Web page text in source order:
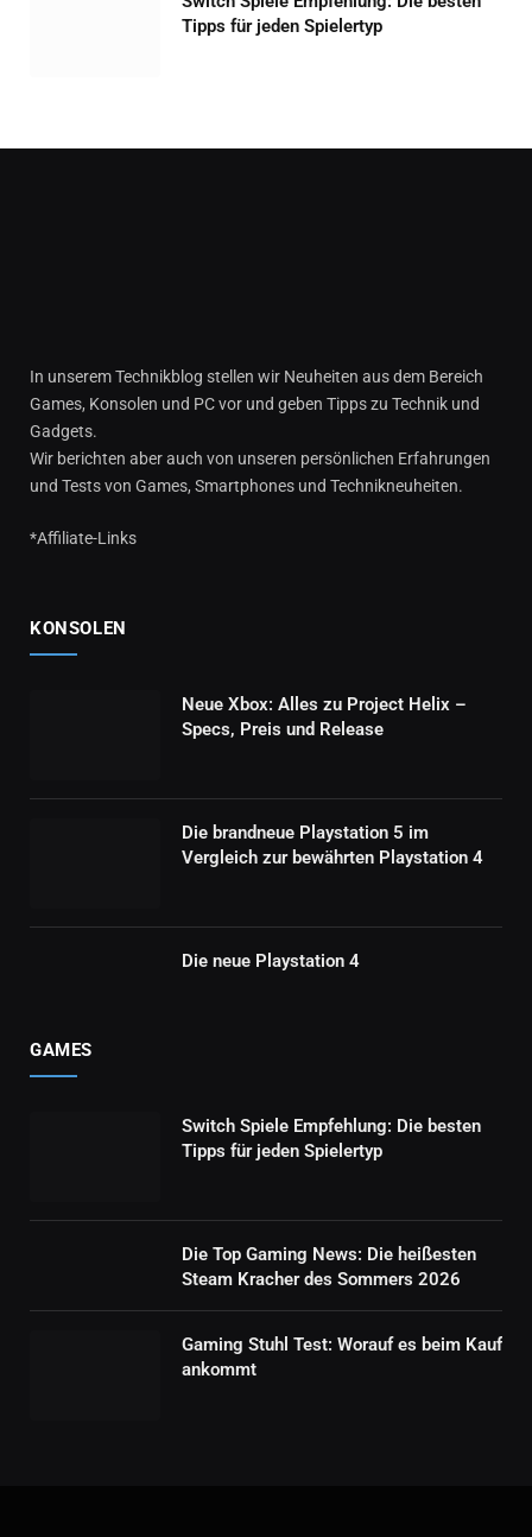
Tipps für jeden Spielertyp
In unserem Technikblog stellen wir Neuheiten aus dem Bereich
Games, Konsolen und PC vor und geben Tipps zu Technik und
Gadgets.
Wir berichten aber auch von unseren persönlichen Erfahrungen
und Tests von Games, Smartphones und Technikneuheiten.
*Affiliate-Links
KONSOLEN
Neue Xbox: Alles zu Project Helix –
Specs, Preis und Release
Die brandneue Playstation 5 im
Vergleich zur bewährten Playstation 4
Die neue Playstation 4
GAMES
Switch Spiele Empfehlung: Die besten
Tipps für jeden Spielertyp
Die Top Gaming News: Die heißesten
Steam Kracher des Sommers 2026
Gaming Stuhl Test: Worauf es beim Kauf
ankommt